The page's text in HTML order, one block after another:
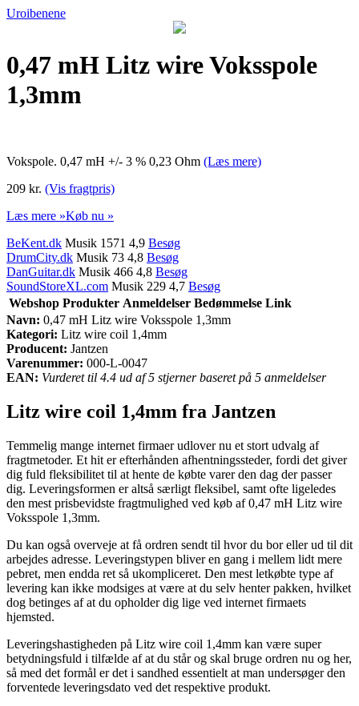
Uroibenene
0,47 mH Litz wire Voksspole
1,3mm
Vokspole. 0,47 mH +/- 3 % 0,23 Ohm (Læs mere)
209 kr. (Vis fragtpris)
Læs mere »Køb nu »
BeKent.dk Musik 1571 4,9 Besøg
DrumCity.dk Musik 73 4,8 Besøg
DanGuitar.dk Musik 466 4,8 Besøg
SoundStoreXL.com Musik 229 4,7 Besøg
Webshop Produkter Anmeldelser Bedømmelse Link
Navn: 0,47 mH Litz wire Voksspole 1,3mm
Kategori: Litz wire coil 1,4mm
Producent: Jantzen
Varenummer: 000-L-0047
EAN: Vurderet til 4.4 ud af 5 stjerner baseret på 5 anmeldelser
Litz wire coil 1,4mm fra Jantzen
Temmelig mange internet firmaer udlover nu et stort udvalg af
fragtmetoder. Et hit er efterhånden afhentningssteder, fordi det giver
dig fuld fleksibilitet til at hente de købte varer den dag der passer
dig. Leveringsformen er altså særligt fleksibel, samt ofte ligeledes
den mest prisbevidste fragtmulighed ved køb af 0,47 mH Litz wire
Voksspole 1,3mm.
Du kan også overveje at få ordren sendt til hvor du bor eller ud til dit
arbejdes adresse. Leveringstypen bliver en gang i mellem lidt mere
pebret, men endda ret så ukompliceret. Den mest letkøbte type af
levering kan ikke modsiges at være at du selv henter pakken, hvilket
dog betinges af at du opholder dig lige ved internet firmaets
hjemsted.
Leveringshastigheden på Litz wire coil 1,4mm kan være super
betydningsfuld i tilfælde af at du står og skal bruge ordren nu og her,
så med det formål er det i sandhed essentielt at man undersøger den
forventede leveringsdato ved det respektive produkt.